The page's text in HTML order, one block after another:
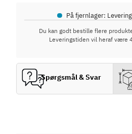
• På fjernlager:
Du kan godt bestille flere
Leveringstiden vil heraf være
Spørgsmål & Svar